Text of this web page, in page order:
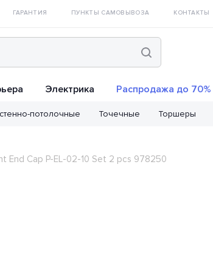
ГАРАНТИЯ ПУНКТЫ САМОВЫВОЗА КОНТАКТЫ
потолочные Точечные Торшеры
Электрика Распродажа до 70%
End Cap P-EL-02-10 Set 2 pcs 978250